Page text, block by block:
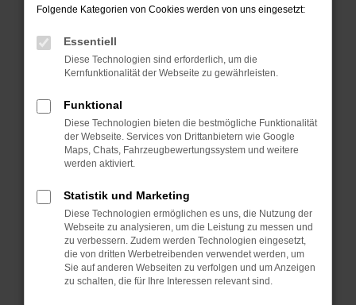
deine Suchmaschine?
Prüfe deine Browsererweiterungen.
Manche Erweiterungen, wie Werbeblocker,
können das Laden bestimmter Seiten
anderen Browser oder in einem privaten
Fenster?
Starte dein Gerät neu.
vorübergehende Probleme zu beheben.
Stelle sicher, dass dein Browser und dein
Betriebssystem auf dem neuesten Stand
sind.
Veraltete Software birgt nicht nur ein
Folgende Kategorien von Cookies werden von uns eingesetzt:
Essentiell
Diese Technologien sind erforderlich, um die
Kernfunktionalität der Webseite zu gewährleisten.
Funktional
Diese Technologien bieten die bestmögliche Funktionalität
der Webseite. Services von Drittanbietern wie Google
Maps, Chats, Fahrzeugbewertungssystem und weitere
werden aktiviert.
Statistik und Marketing
Diese Technologien ermöglichen es uns, die Nutzung der
Webseite zu analysieren, um die Leistung zu messen und
zu verbessern. Zudem werden Technologien eingesetzt,
die von dritten Werbetreibenden verwendet werden, um
Sie auf anderen Webseiten zu verfolgen und um Anzeigen
zu schalten, die für Ihre Interessen relevant sind.